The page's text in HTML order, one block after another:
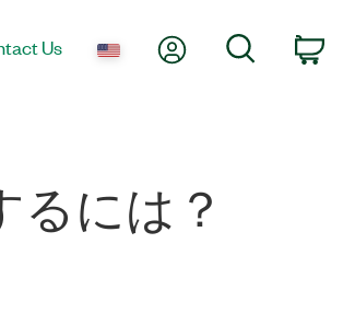
Us My AccountSearch
るには？